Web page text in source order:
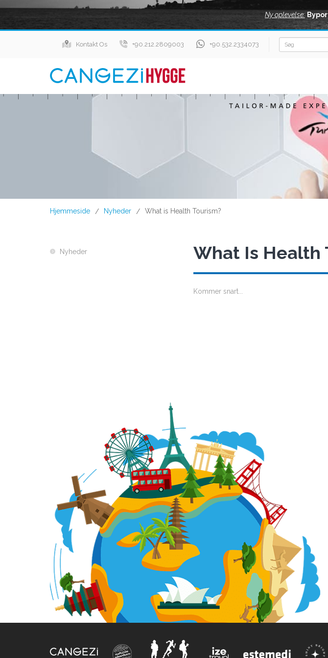
Ny oplevelse:
Kontakt Os +90.212.2809003 +90.532.2334073
Hjemmeside / Nyheder / What is Health Tourism?
Nyheder What Is Health
Kommer snart...